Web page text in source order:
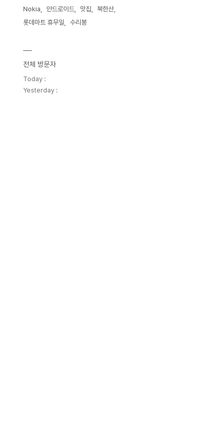
Nokia
안드로이드 맛집
북한산
롯데마트 휴무일
수리봉
전체 방문자
Today :
Yesterday :